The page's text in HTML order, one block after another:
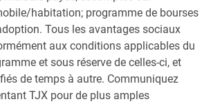
habitation; programme de bourses
Tous les avantages sociaux
aux conditions applicables du
et sous réserve de celles-ci, et
de temps à autre. Communiquez
TJX pour de plus amples